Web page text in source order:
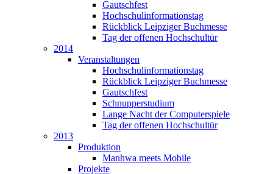
Gautschfest
Hochschulinformationstag
Rückblick Leipziger Buchmesse
Tag der offenen Hochschultür
2014
Veranstaltungen
Hochschulinformationstag
Rückblick Leipziger Buchmesse
Gautschfest
Schnupperstudium
Lange Nacht der Computerspiele
Tag der offenen Hochschultür
2013
Produktion
Manhwa meets Mobile
Projekte